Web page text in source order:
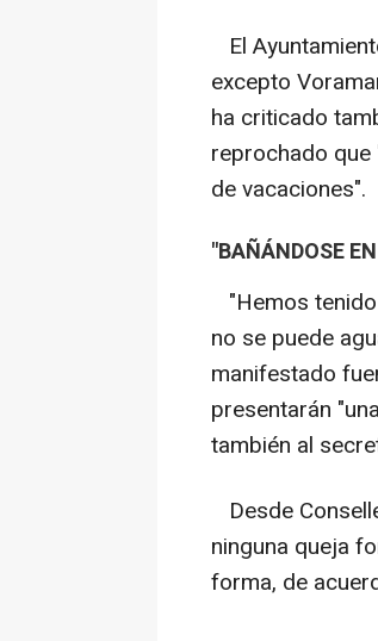
El
excepto
ha criticado
reprochado
de vacaciones".
"BAÑÁNDOSE
"Hemos
no se puede
manifestado
presentarán
también al
Desde
ninguna queja
forma, de